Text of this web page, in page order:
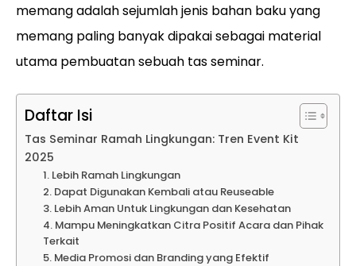
memang adalah sejumlah jenis bahan baku yang
memang paling banyak dipakai sebagai material
utama pembuatan sebuah tas seminar.
Daftar Isi
Tas Seminar Ramah Lingkungan: Tren Event Kit
2025
1. Lebih Ramah Lingkungan
2. Dapat Digunakan Kembali atau Reuseable
3. Lebih Aman Untuk Lingkungan dan Kesehatan
4. Mampu Meningkatkan Citra Positif Acara dan Pihak
Terkait
5. Media Promosi dan Branding yang Efektif